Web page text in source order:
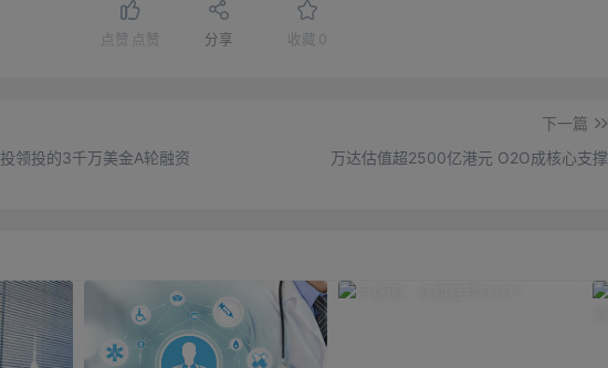
点赞 点赞 分享 收藏 0
领投的3千万美金A轮融资
下一篇
万达估值超2500亿港元 O2O成核心支撑